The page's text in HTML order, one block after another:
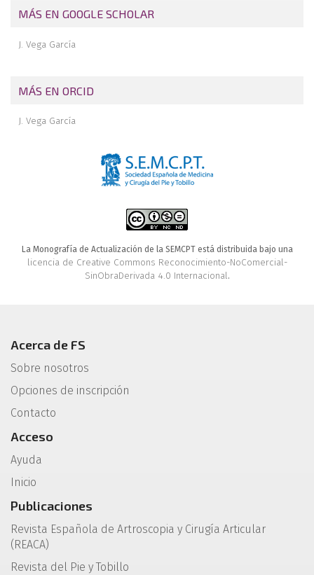
MÁS EN GOOGLE SCHOLAR
J. Vega García
MÁS EN ORCID
J. Vega García
La Monografía de Actualización de la SEMCPT está distribuida bajo una
licencia de Creative Commons Reconocimiento-NoComercial-
SinObraDerivada 4.0 Internacional.
Acerca de FS
Sobre nosotros
Opciones de inscripción
Contacto
Acceso
Ayuda
Inicio
Publicaciones
Revista Española de Artroscopia y Cirugía Articular
(REACA)
Revista del Pie y Tobillo